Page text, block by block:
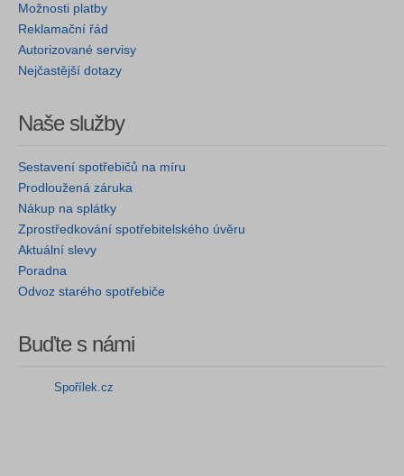
Možnosti platby
Reklamační řád
Autorizované servisy
Nejčastější dotazy
Naše služby
Sestavení spotřebičů na míru
Prodloužená záruka
Nákup na splátky
Zprostředkování spotřebitelského úvěru
Aktuální slevy
Poradna
Odvoz starého spotřebiče
Buďte s námi
Spořílek.cz